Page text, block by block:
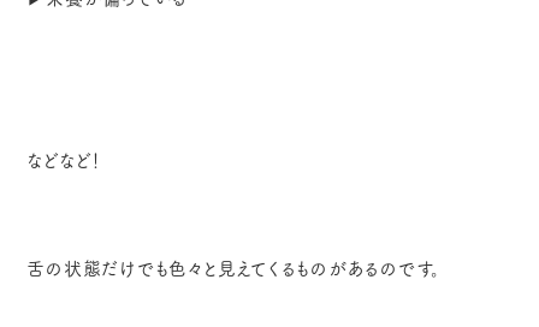
などなど！
舌の状態だけでも色々と見えてくるものがあるのです。